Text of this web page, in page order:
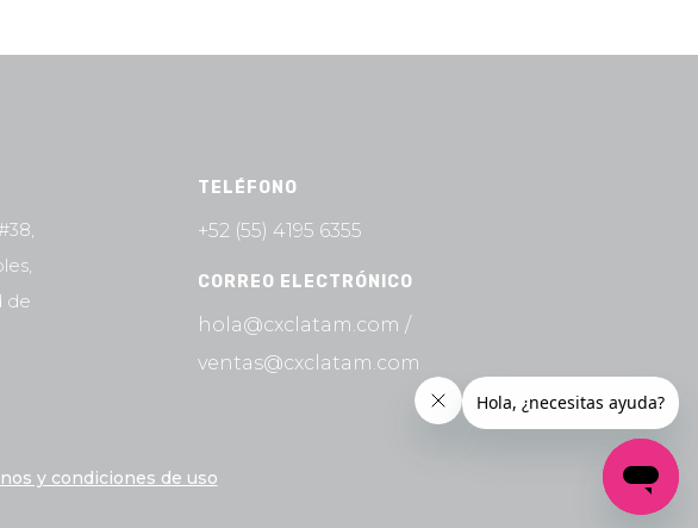
de
TELÉFONO
+52 (55) 4195 6355
CORREO ELECTRÓNICO
hola@cxclatam.com /
ventas@cxclatam.com
y condiciones de uso